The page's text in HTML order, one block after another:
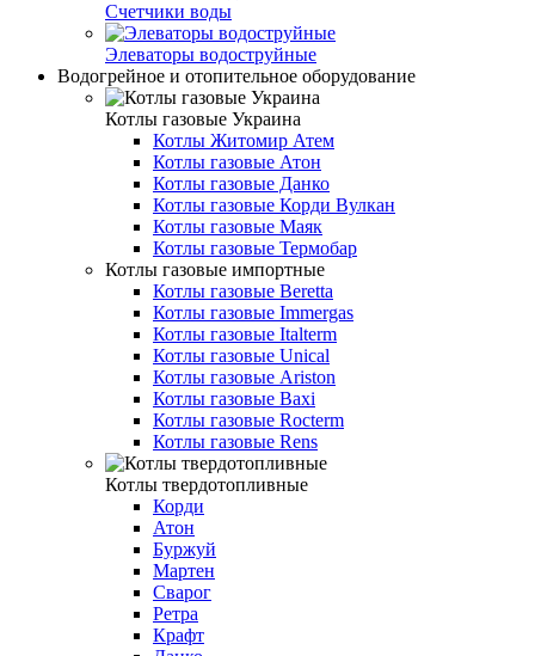
Счетчики воды
Элеваторы водоструйные
Водогрейное и отопительное оборудование
Котлы газовые Украина
Котлы Житомир Атем
Котлы газовые Атон
Котлы газовые Данко
Котлы газовые Корди Вулкан
Котлы газовые Маяк
Котлы газовые Термобар
Котлы газовые импортные
Котлы газовые Beretta
Котлы газовые Immergas
Котлы газовые Italterm
Котлы газовые Unical
Котлы газовые Ariston
Котлы газовые Baxi
Котлы газовые Rocterm
Котлы газовые Rens
Котлы твердотопливные
Корди
Атон
Буржуй
Мартен
Сварог
Ретра
Крафт